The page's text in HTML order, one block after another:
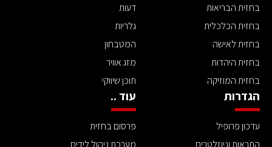
בחזית הבריאות
בחזית הכלכלית
בחזית לאישה
בחזית היהדות
בחזית המוזיקה
דעות
גלריות
המטבחון
מזג אוויר
תוכן שיווקי
הגדרות
עדכון פרופיל
התראות וניוזלטרים
עוד ..
פרסום בחזית
מערכת ניהול לידים